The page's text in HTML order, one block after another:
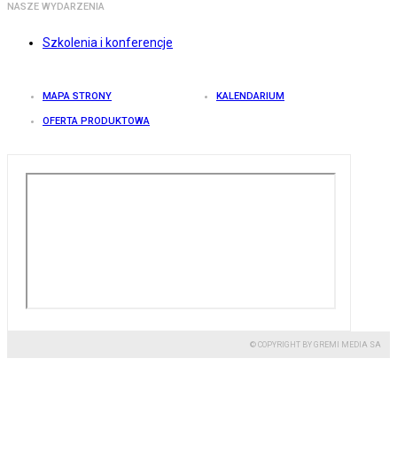
NASZE WYDARZENIA
Szkolenia i konferencje
MAPA STRONY KALENDARIUM
OFERTA PRODUKTOWA
© COPYRIGHT BY GREMI MEDIA SA